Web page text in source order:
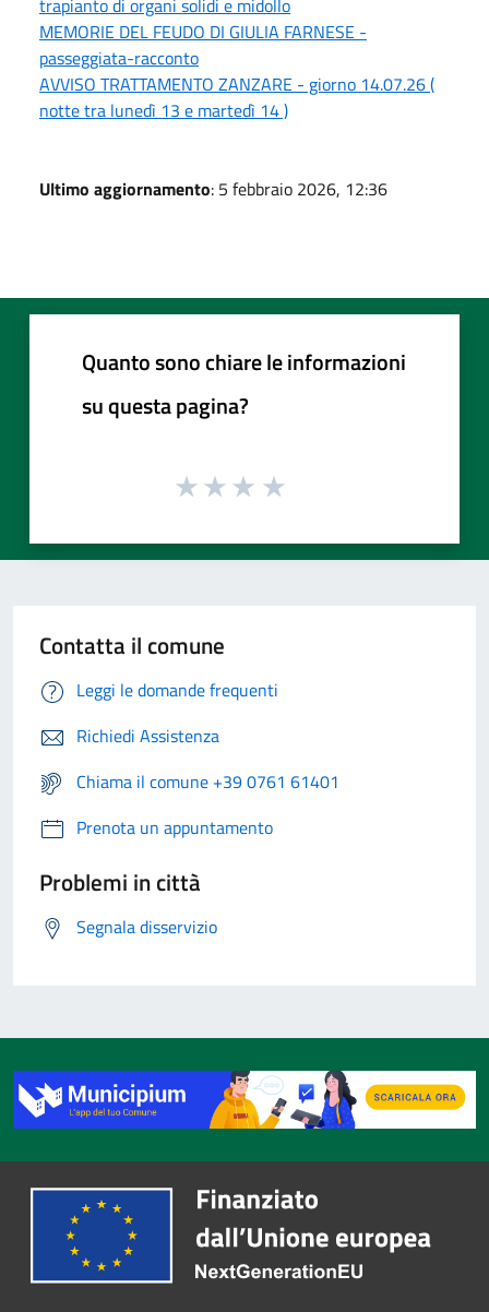
MEMORIE DEL FEUDO DI GIULIA FARNESE -
passeggiata-racconto
AVVISO TRATTAMENTO ZANZARE - giorno 14.07.26 (
notte tra lunedì 13 e martedì 14 )
Ultimo aggiornamento: 5 febbraio 2026, 12:36
Quanto sono chiare le informazioni
su questa pagina?
Contatta il comune
Leggi le domande frequenti
Richiedi Assistenza
Chiama il comune +39 0761 61401
Prenota un appuntamento
Problemi in città
Segnala disservizio